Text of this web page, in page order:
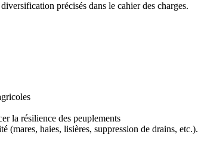
précisés dans le cahier des charges.
la résilience des peuplements
(mares, haies, lisières, suppression de drains, etc.).